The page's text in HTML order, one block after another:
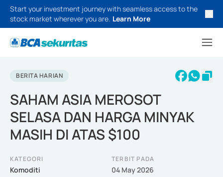
Start your investment journey with seamless access to the
stock market wherever you are. Learn More
BERITA HARIAN
SAHAM ASIA MEROSOT
SELASA DAN HARGA MINYAK
MASIH DI ATAS $100
KATEGORI
Komoditi
TERBIT PADA
04 May 2026